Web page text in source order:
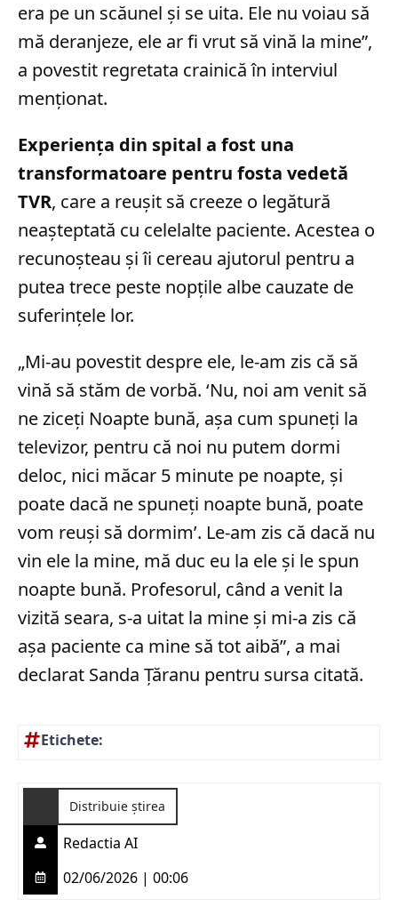
era pe un scăunel şi se uita. Ele nu voiau să
mă deranjeze, ele ar fi vrut să vină la mine”,
a povestit regretata crainică în interviul
menționat.
Experiența din spital a fost una
transformatoare pentru fosta vedetă
TVR, care a reușit să creeze o legătură
neașteptată cu celelalte paciente. Acestea o
recunoșteau și îi cereau ajutorul pentru a
putea trece peste nopțile albe cauzate de
suferințele lor.
„Mi-au povestit despre ele, le-am zis că să
vină să stăm de vorbă. ‘Nu, noi am venit să
ne ziceţi Noapte bună, aşa cum spuneţi la
televizor, pentru că noi nu putem dormi
deloc, nici măcar 5 minute pe noapte, și
poate dacă ne spuneți noapte bună, poate
vom reuşi să dormim’. Le-am zis că dacă nu
vin ele la mine, mă duc eu la ele şi le spun
noapte bună. Profesorul, când a venit la
vizită seara, s-a uitat la mine și mi-a zis că
aşa paciente ca mine să tot aibă”, a mai
declarat Sanda Țăranu pentru sursa citată.
Etichete:
Distribuie știrea
Redactia AI
02/06/2026 | 00:06